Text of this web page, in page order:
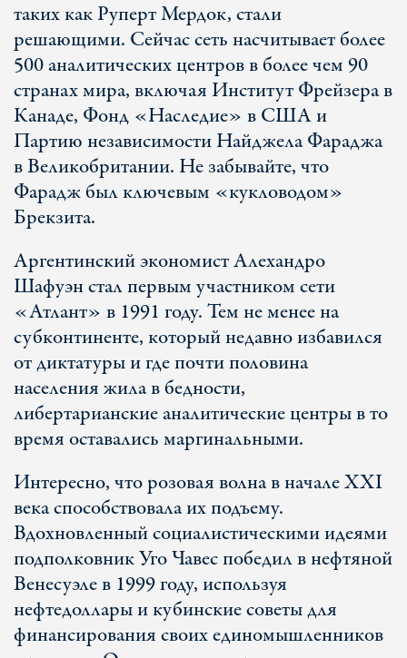
таких как Руперт Мердок, стали
решающими. Сейчас сеть насчитывает более
500 аналитических центров в более чем 90
странах мира, включая Институт Фрейзера в
Канаде, Фонд «Наследие» в США и
Партию независимости Найджела Фараджа
в Великобритании. Не забывайте, что
Фарадж был ключевым «кукловодом»
Брекзита.
Аргентинский экономист Алехандро
Шафуэн стал первым участником сети
«Атлант» в 1991 году. Тем не менее на
субконтиненте, который недавно избавился
от диктатуры и где почти половина
населения жила в бедности,
либертарианские аналитические центры в то
время оставались маргинальными.
Интересно, что розовая волна в начале ХХІ
века способствовала их подъему.
Вдохновленный социалистическими идеями
подполковник Уго Чавес победил в нефтяной
Венесуэле в 1999 году, используя
нефтедоллары и кубинские советы для
финансирования своих единомышленников